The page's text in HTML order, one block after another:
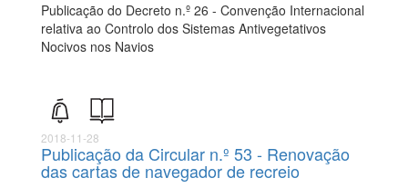
Publicação do Decreto n.º 26 - Convenção Internacional
relativa ao Controlo dos Sistemas Antivegetativos
Nocivos nos Navios
2018-11-28
Publicação da Circular n.º 53 - Renovação
das cartas de navegador de recreio